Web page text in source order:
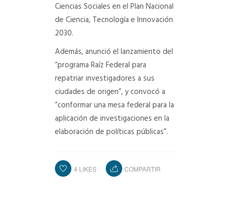
Ciencias Sociales en el Plan Nacional
de Ciencia, Tecnología e Innovación
2030.
Además, anunció el lanzamiento del
“programa Raíz Federal para
repatriar investigadores a sus
ciudades de origen”, y convocó a
“conformar una mesa federal para la
aplicación de investigaciones en la
elaboración de políticas públicas”.
4 LIKES COMPARTIR